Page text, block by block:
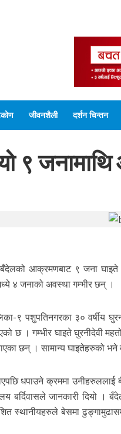
जीवनशैली दर्शन चिन्तन
९
बँदेलको आक्रमणबाट ९ जना
४ जनाको अवस्था गम्भीर छन् ।
९ पशुपतिनगरका ३० वर्षीय
छ । गम्भीर घाइते
छन् । सामान्य घाइतेहरुको भने
धपाउने क्रममा
बर्दिवासले जानकारी दियो
स्थानीयहरुले बेसमा